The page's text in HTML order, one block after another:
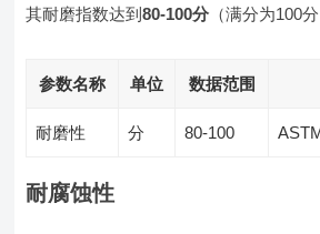
其耐磨指数达到80-100分 （满分为100
参数名称 单位 数据范围
耐磨性 分 80-100
耐腐蚀性